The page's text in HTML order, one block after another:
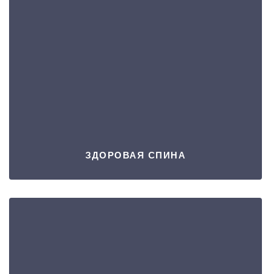
ЗДОРОВАЯ СПИНА